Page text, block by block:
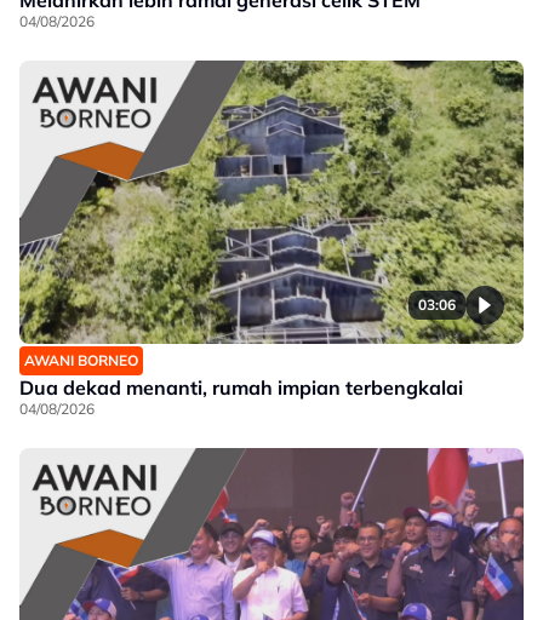
04/08/2026
03:06
AWANI BORNEO
Dua dekad menanti, rumah impian terbengkalai
04/08/2026